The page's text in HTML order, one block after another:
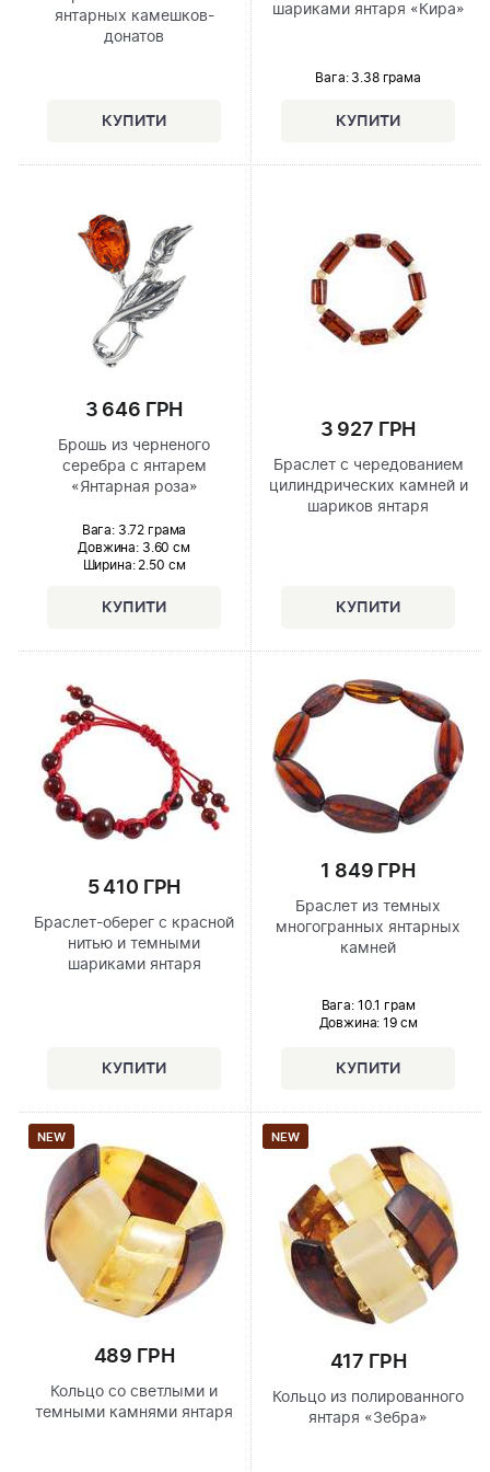
янтарных камешков-
донатов
шариками янтаря «Кира»
Вага: 3.38 грама
3 646 ГРН
Брошь из черненого
серебра с янтарем
«Янтарная роза»
Вага: 3.72 грама
Довжина: 3.60 см
Ширина: 2.50 см
3 927 ГРН
Браслет с чередованием
цилиндрических камней и
шариков янтаря
5 410 ГРН
Браслет-оберег с красной
нитью и темными
шариками янтаря
1 849 ГРН
Браслет из темных
многогранных янтарных
камней
Вага: 10.1 грам
Довжина: 19 см
NEW
489 ГРН
Кольцо со светлыми и
темными камнями янтаря
NEW
417 ГРН
Кольцо из полированного
янтаря «Зебра»